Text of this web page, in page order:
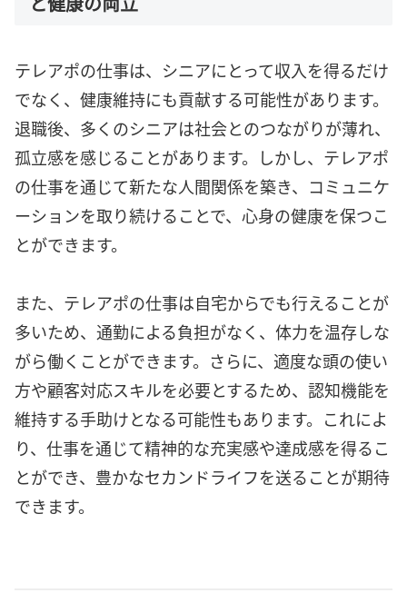
テレアポの仕事は、シニアにとって収入を得るだけ
でなく、健康維持にも貢献する可能性があります。
退職後、多くのシニアは社会とのつながりが薄れ、
孤立感を感じることがあります。しかし、テレアポ
の仕事を通じて新たな人間関係を築き、コミュニケ
ーションを取り続けることで、心身の健康を保つこ
とができます。
また、テレアポの仕事は自宅からでも行えることが
多いため、通勤による負担がなく、体力を温存しな
がら働くことができます。さらに、適度な頭の使い
方や顧客対応スキルを必要とするため、認知機能を
維持する手助けとなる可能性もあります。これによ
り、仕事を通じて精神的な充実感や達成感を得るこ
とができ、豊かなセカンドライフを送ることが期待
できます。